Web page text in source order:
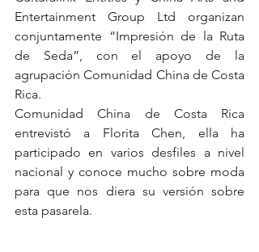
Entertainment Group Ltd organizan
conjuntamente “Impresión de la Ruta
de Seda”, con el apoyo de la
agrupación Comunidad China de Costa
Rica.
Comunidad China de Costa Rica
entrevistó a Florita Chen, ella ha
participado en varios desfiles a nivel
nacional y conoce mucho sobre moda
para que nos diera su versión sobre
esta pasarela.